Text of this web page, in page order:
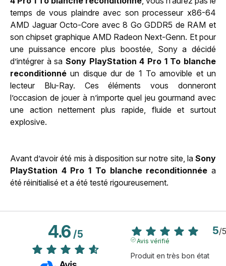
temps de vous plaindre avec son processeur x86-64
AMD Jaguar Octo-Core avec 8 Go GDDR5 de RAM et
son chipset graphique AMD Radeon Next-Genn. Et pour
une puissance encore plus boostée, Sony a décidé
d’intégrer à sa Sony PlayStation 4 Pro 1 To blanche
reconditionné un disque dur de 1 To amovible et un
lecteur Blu-Ray. Ces éléments vous donneront
l’occasion de jouer à n’importe quel jeu gourmand avec
une action nettement plus rapide, fluide et surtout
explosive.
Avant d’avoir été mis à disposition sur notre site, la Sony
PlayStation 4 Pro 1 To blanche reconditionnée a
été réinitialisé et a été testé rigoureusement.
4.6/5 5/5
Avis vérifié
Produit en très bon état